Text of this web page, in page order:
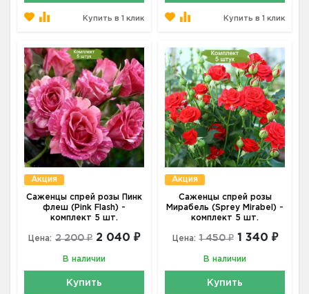
Купить в 1 клик Купить в 1 клик
Акция
Саженцы спрей розы Пинк
флеш (Pink Flash) -
комплект 5 шт.
Цена: 2 200 ₽ 2 040 ₽
В наличии
Купить
Акция
Саженцы спрей розы
Мирабель (Sprey Mirabel) -
комплект 5 шт.
Цена: 1 450 ₽ 1 340 ₽
В наличии
Купить